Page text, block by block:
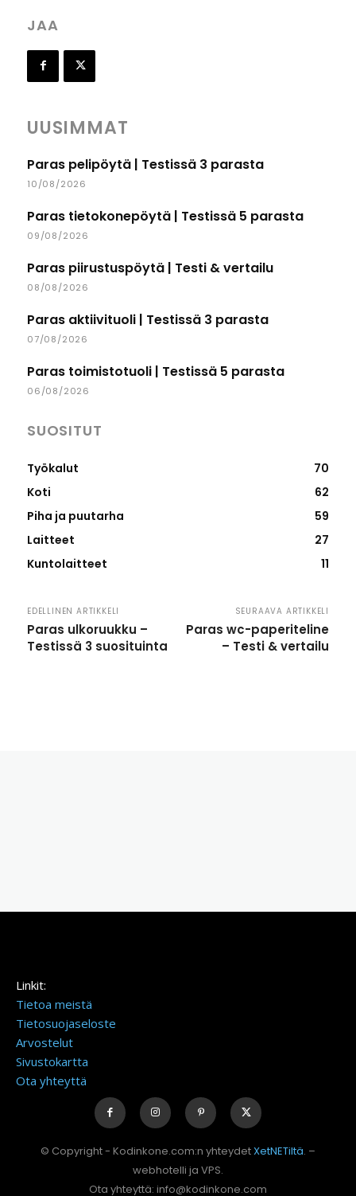
JAA
UUSIMMAT
Paras pelipöytä | Testissä 3 parasta
10/08/2026
Paras tietokonepöytä | Testissä 5 parasta
09/08/2026
Paras piirustuspöytä | Testi & vertailu
08/08/2026
Paras aktiivituoli | Testissä 3 parasta
07/08/2026
Paras toimistotuoli | Testissä 5 parasta
06/08/2026
SUOSITUT
Työkalut
70
Koti
62
Piha ja puutarha
59
Laitteet
27
Kuntolaitteet
11
EDELLINEN ARTIKKELI
Paras ulkoruukku –
Testissä 3 suosituinta
SEURAAVA ARTIKKELI
Paras wc-paperiteline
– Testi & vertailu
Linkit:
Tietoa meistä
Tietosuojaseloste
Arvostelut
Sivustokartta
Ota yhteyttä
© Copyright - Kodinkone.com:n yhteydetXetNETiltä. –
webhotelli ja VPS.
Ota yhteyttä: info@kodinkone.com